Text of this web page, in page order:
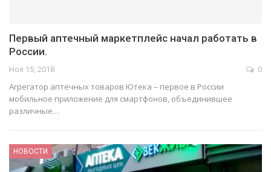
Первый аптечный маркетплейс начал работать в
России.
Ноя 15, 2018 0
Агрегатор аптечных товаров Ютека – первое в России
мобильное приложение для смартфонов, объединившее
различные…
НОВОСТИ